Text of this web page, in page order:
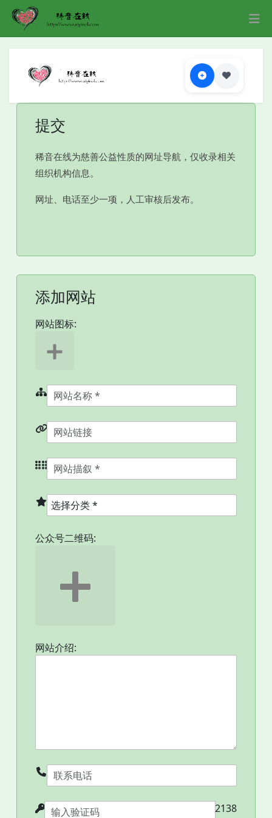
提交
稀音在线为慈善公益性质的网址导航，仅收录相关
组织机构信息。
网址、电话至少一项，人工审核后发布。
添加网站
网站图标:
公众号二维码:
网站介绍:
2138